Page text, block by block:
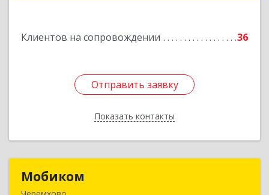
Клиентов на сопровождении 36
Отправить заявку
Показать контакты
Подробнее
Отправить заявку
Назад
Мобиком